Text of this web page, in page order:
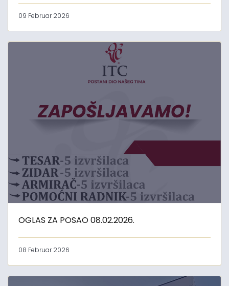
09 Februar 2026
OGLAS ZA POSAO 08.02.2026.
08 Februar 2026